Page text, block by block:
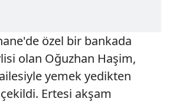
özel bir bankada
olan Oğuzhan Haşim,
yemek yedikten
Ertesi akşam